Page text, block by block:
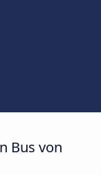
Bus von